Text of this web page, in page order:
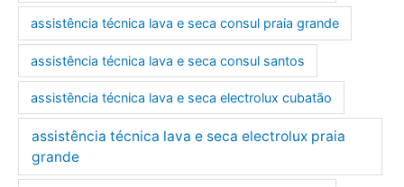
assistência técnica lava e seca consul praia grande
assistência técnica lava e seca consul santos
assistência técnica lava e seca electrolux cubatão
assistência técnica lava e seca electrolux praia
grande